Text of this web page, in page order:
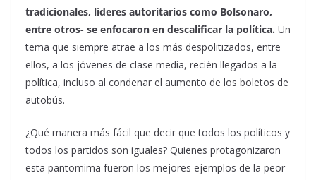
tradicionales, líderes autoritarios como Bolsonaro,
entre otros- se enfocaron en descalificar la política. Un
tema que siempre atrae a los más despolitizados, entre
ellos, a los jóvenes de clase media, recién llegados a la
política, incluso al condenar el aumento de los boletos de
autobús.
¿Qué manera más fácil que decir que todos los políticos y
todos los partidos son iguales? Quienes protagonizaron
esta pantomima fueron los mejores ejemplos de la peor